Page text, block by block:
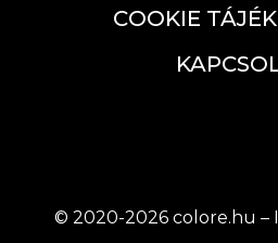
COOKIE
© 2020-2026 colore.hu –